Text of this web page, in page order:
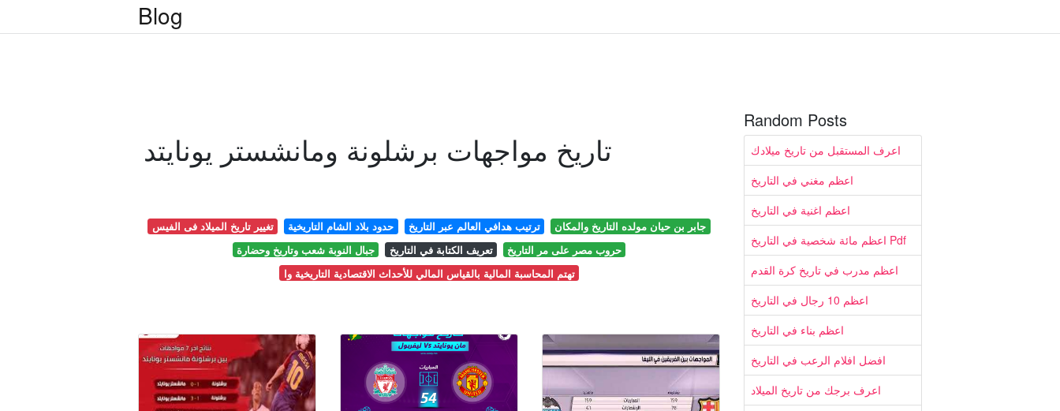
Blog
تاريخ مواجهات برشلونة ومانشستر يونايتد
تغيير تاريخ الميلاد فى الفيس حدود بلاد الشام التاريخية ترتيب هدافي العالم عبر التاريخ
جابر بن حيان مولده التاريخ والمكان
جبال النوبة شعب وتاريخ وحضارة
تعريف الكتابة في التاريخ
حروب مصر على مر التاريخ
تهتم المحاسبة المالية بالقياس المالي للأحداث الاقتصادية التاريخية وا
Random Posts
اعرف المستقبل من تاريخ ميلادك
اعظم مغني في التاريخ
اعظم اغنية في التاريخ
اعظم مائة شخصية في التاريخ Pdf
اعظم مدرب في تاريخ كرة القدم
اعظم 10 رجال في التاريخ
اعظم بناء في التاريخ
افضل افلام الرعب في التاريخ
اعرف برجك من تاريخ الميلاد